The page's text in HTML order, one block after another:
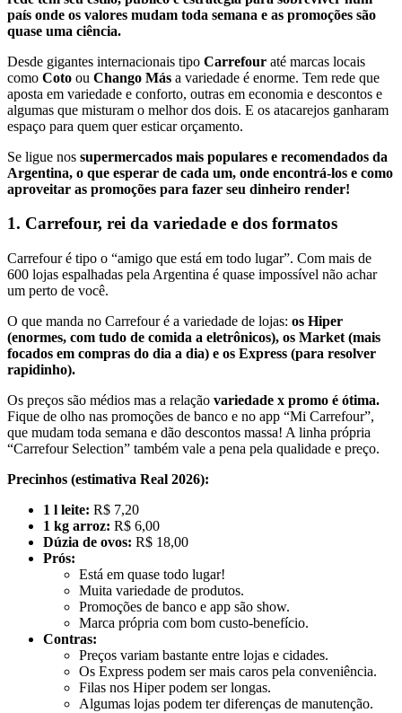
país onde os valores mudam toda semana e as promoções são
quase uma ciência.
Desde gigantes internacionais tipo Carrefour até marcas locais
como Coto ou Chango Más a variedade é enorme. Tem rede que
aposta em variedade e conforto, outras em economia e descontos e
algumas que misturam o melhor dos dois. E os atacarejos ganharam
espaço para quem quer esticar orçamento.
Se ligue nos supermercados mais populares e recomendados da
Argentina, o que esperar de cada um, onde encontrá-los e como
aproveitar as promoções para fazer seu dinheiro render!
1. Carrefour, rei da variedade e dos formatos
Carrefour é tipo o “amigo que está em todo lugar”. Com mais de
600 lojas espalhadas pela Argentina é quase impossível não achar
um perto de você.
O que manda no Carrefour é a variedade de lojas: os Hiper
(enormes, com tudo de comida a eletrônicos), os Market (mais
focados em compras do dia a dia) e os Express (para resolver
rapidinho).
Os preços são médios mas a relação variedade x promo é ótima.
Fique de olho nas promoções de banco e no app “Mi Carrefour”,
que mudam toda semana e dão descontos massa! A linha própria
“Carrefour Selection” também vale a pena pela qualidade e preço.
Precinhos (estimativa Real 2026):
1 l leite: R$ 7,20
1 kg arroz: R$ 6,00
Dúzia de ovos: R$ 18,00
Prós:
Está em quase todo lugar!
Muita variedade de produtos.
Promoções de banco e app são show.
Marca própria com bom custo-benefício.
Contras:
Preços variam bastante entre lojas e cidades.
Os Express podem ser mais caros pela conveniência.
Filas nos Hiper podem ser longas.
Algumas lojas podem ter diferenças de manutenção.